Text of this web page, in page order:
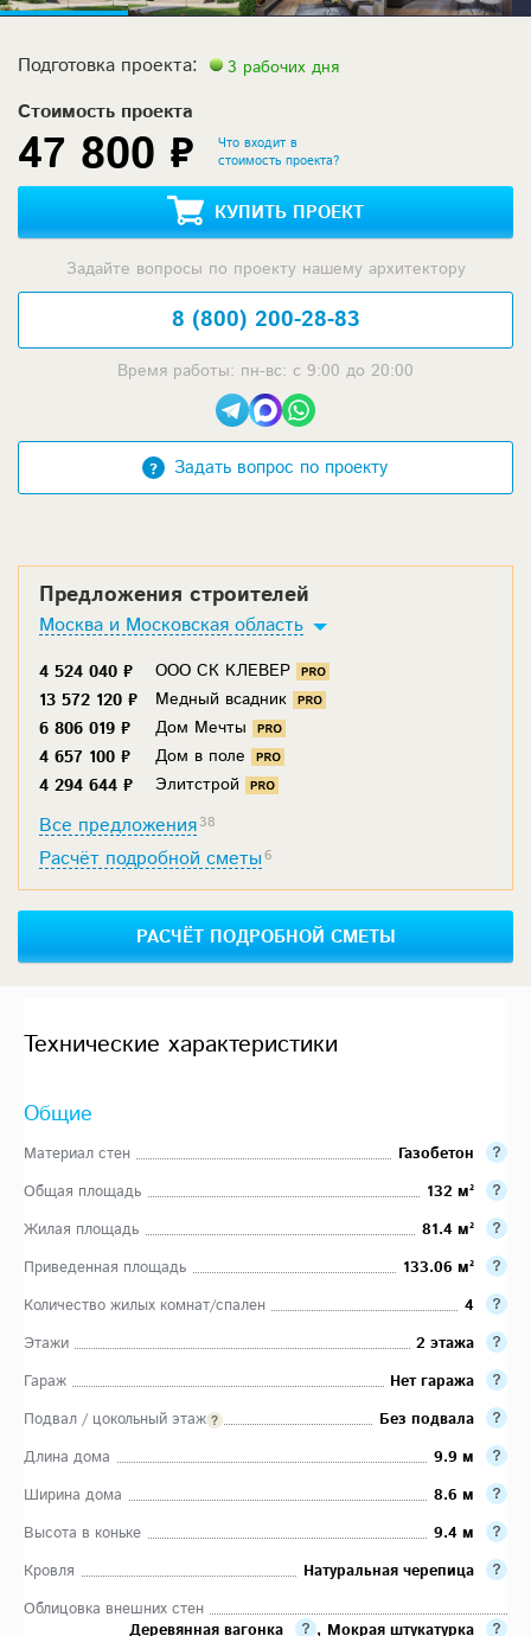
Подготовка проекта: 3 рабочих дня
Стоимость проекта
47 800 ₽
Что входит в
стоимость проекта?
КУПИТЬ ПРОЕКТ
Задайте вопросы по проекту нашему архитектору
8 (800) 200-28-83
Время работы: пн-вс: с 9:00 до 20:00
Задать вопрос по проекту
Предложения строителей
Москва и Московская область
4 524 040 ₽
ООО СК КЛЕВЕР
13 572 120 ₽
Медный всадник
6 806 019 ₽
Дом Мечты
4 657 100 ₽
Дом в поле
4 294 644 ₽
Элитстрой
Все предложения38
Расчёт подробной сметы6
РАСЧЁТ ПОДРОБНОЙ СМЕТЫ
Технические характеристики
Общие
Материал стен
Газобетон
Общая площадь
132 м²
Жилая площадь
81.4 м²
Приведенная площадь
133.06 м²
Количество жилых комнат/спален
4
Этажи
2 этажа
Гараж
Нет гаража
Подвал / цокольный этаж
Без подвала
Длина дома
9.9 м
Ширина дома
8.6 м
Высота в коньке
9.4 м
Кровля
Натуральная черепица
Облицовка внешних стен
Деревянная вагонка
, Мокрая штукатурка